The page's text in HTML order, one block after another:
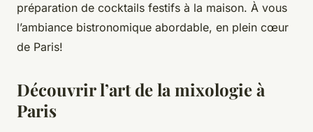
préparation de cocktails festifs à la maison. À vous
l’ambiance bistronomique abordable, en plein cœur
de Paris!
Découvrir l’art de la mixologie à
Paris